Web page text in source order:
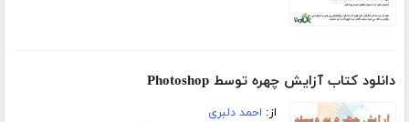
دانلود کتاب آزایش چهره توسط Photoshop
از: احمد دلبری